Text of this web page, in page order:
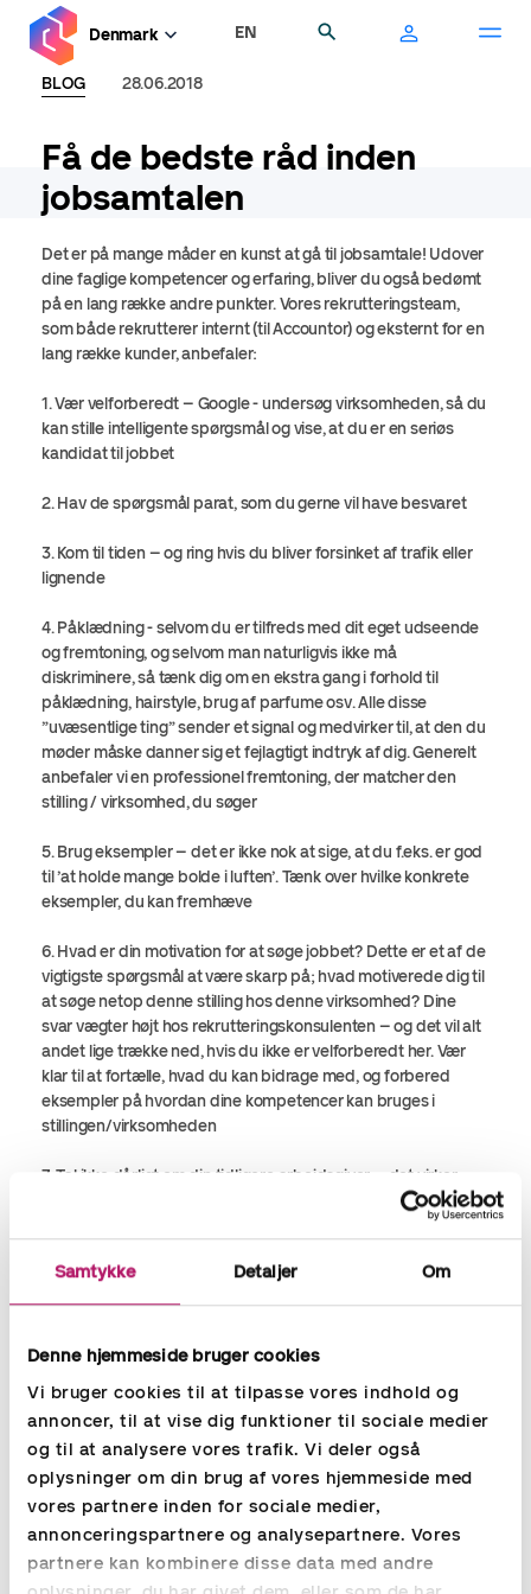
Samtykke Detaljer Om
Denne hjemmeside bruger cookies
Vi bruger cookies til at tilpasse vores indhold og
annoncer, til at vise dig funktioner til sociale medier
og til at analysere vores trafik. Vi deler også
oplysninger om din brug af vores hjemmeside med
vores partnere inden for sociale medier,
annonceringspartnere og analysepartnere. Vores
partnere kan kombinere disse data med andre
hovedindhold
Denmark EN
BLOG 28.06.2018
Få de bedste råd inden
jobsamtalen
Det er på mange måder en kunst at gå til jobsamtale! Udover
dine faglige kompetencer og erfaring, bliver du også bedømt
på en lang række andre punkter. Vores rekrutteringsteam,
som både rekrutterer internt (til Accountor) og eksternt for en
lang række kunder, anbefaler:
1. Vær velforberedt – Google - undersøg virksomheden, så du
kan stille intelligente spørgsmål og vise, at du er en seriøs
kandidat til jobbet
2. Hav de spørgsmål parat, som du gerne vil have besvaret
3. Kom til tiden – og ring hvis du bliver forsinket af trafik eller
lignende
4. Påklædning - selvom du er tilfreds med dit eget udseende
og fremtoning, og selvom man naturligvis ikke må
diskriminere, så tænk dig om en ekstra gang i forhold til
påklædning, hairstyle, brug af parfume osv. Alle disse
”uvæsentlige ting” sender et signal og medvirker til, at den du
møder måske danner sig et fejlagtigt indtryk af dig. Generelt
anbefaler vi en professionel fremtoning, der matcher den
stilling / virksomhed, du søger
5. Brug eksempler – det er ikke nok at sige, at du f.eks. er god
til ’at holde mange bolde i luften’. Tænk over hvilke konkrete
eksempler, du kan fremhæve
6. Hvad er din motivation for at søge jobbet? Dette er et af de
vigtigste spørgsmål at være skarp på; hvad motiverede dig til
at søge netop denne stilling hos denne virksomhed? Dine
svar vægter højt hos rekrutteringskonsulenten – og det vil alt
andet lige trække ned, hvis du ikke er velforberedt her. Vær
klar til at fortælle, hvad du kan bidrage med, og forbered
eksempler på hvordan dine kompetencer kan bruges i
stillingen/virksomheden
7. Tal ikke dårligt om din tidligere arbejdsgiver – det virker
uprofessionelt, og du kan hurtigt komme til at lyde som et
og objektive her
du i disse online tider godt forvente, at
eller LinkedIn profil. Så overvej hvordan din profil tager sig ud
for en nysgerrig rekrutteringskonsulent. Vi havde for nylig en
konkret episode, hvor en af vores kunder aflyste en planlagt
jobsamtale på baggrund af et ’for vildt’ profilbillede på FB
9. Hvad er dine lønforventninger? Dette er et spørgsmål, som
du næsten med sikkerhed vil få – så vær klar med et
velovervejet svar 10. Vær dig selv til samtalen! Lad din